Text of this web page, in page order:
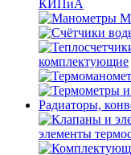
КИПиА
комплектующие
Радиаторы,
элементы